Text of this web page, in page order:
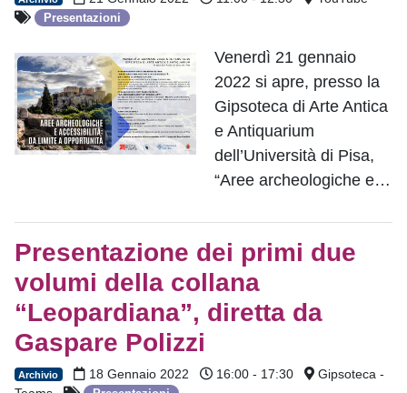
Presentazioni
Venerdì 21 gennaio
2022 si apre, presso la
Gipsoteca di Arte Antica
e Antiquarium
dell’Università di Pisa,
“Aree archeologiche e…
Presentazione dei primi due
volumi della collana
“Leopardiana”, diretta da
Gaspare Polizzi
Archivio 18 Gennaio 2022 16:00 - 17:30
Gipsoteca -